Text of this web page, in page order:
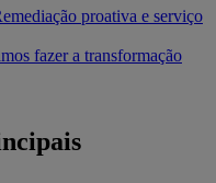
proativa e serviço
fazer a transformação